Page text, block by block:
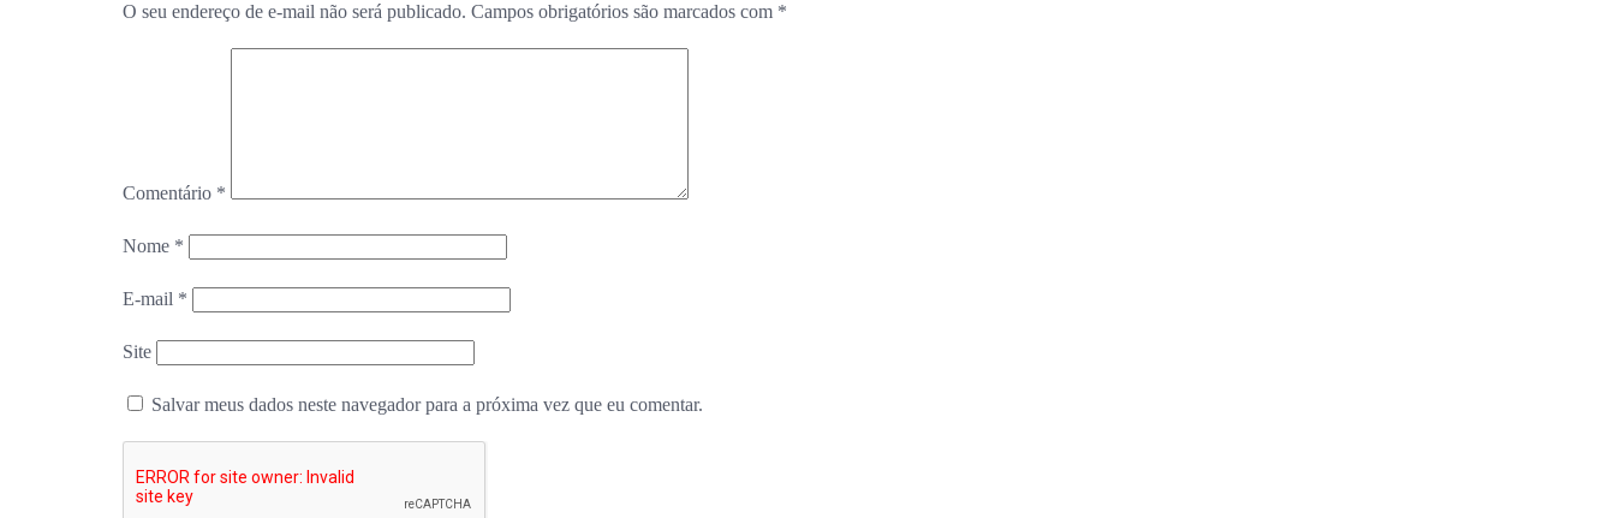
O seu endereço de e-mail não será publicado. Campos obrigatórios são marcados com *
Comentário *
Nome *
E-mail *
Site
Salvar meus dados neste navegador para a próxima vez que eu comentar.